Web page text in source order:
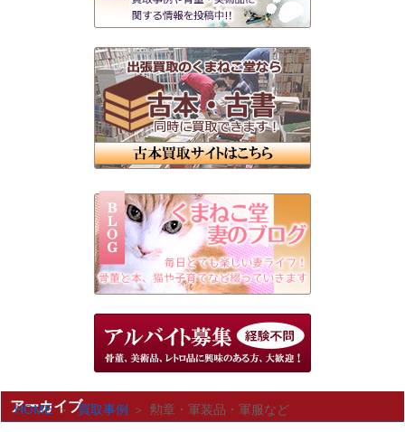
HOME 買取事例 勲章・軍装品・軍服など
アーカイブ